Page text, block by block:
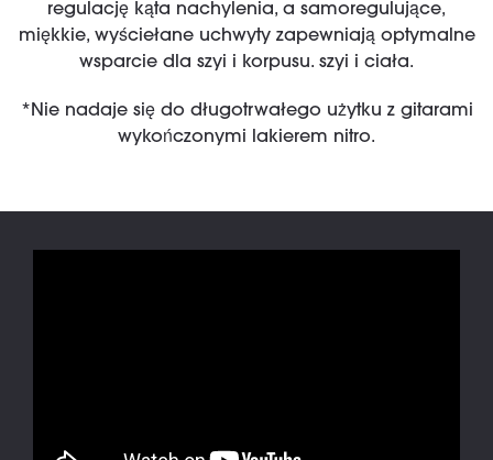
regulację kąta nachylenia, a samoregulujące,
miękkie, wyściełane uchwyty zapewniają optymalne
wsparcie dla szyi i korpusu. szyi i ciała.
*Nie nadaje się do długotrwałego użytku z gitarami
wykończonymi lakierem nitro.